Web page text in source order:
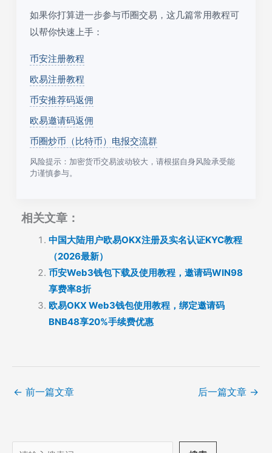
如果你打算进一步参与币圈交易，这几篇常用教程可
以帮你快速上手：
币安注册教程
欧易注册教程
币安推荐码返佣
欧易邀请码返佣
币圈炒币（比特币）电报交流群
风险提示：加密货币交易波动较大，请根据自身风险承受能
力谨慎参与。
相关文章：
中国大陆用户欧易OKX注册及实名认证KYC教程
（2026最新）
币安Web3钱包下载及使用教程，邀请码WIN98
享费率8折
欧易OKX Web3钱包使用教程，绑定邀请码
BNB48享20%手续费优惠
← 前一篇文章 后一篇文章 →
搜